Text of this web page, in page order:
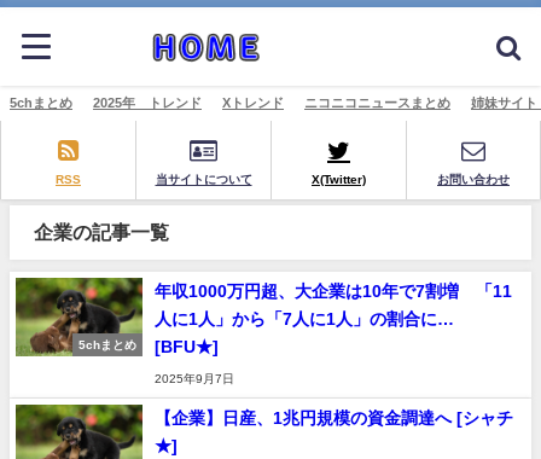
5chまとめ 2025年 トレンド Xトレンド ニコニコニュースまとめ 姉妹サイ
RSS 当サイトについて X(Twitter) お問い合わせ
企業の記事一覧
5chまとめ
年収1000万円超、大企業は10年で7割増 「11
人に1人」から「7人に1人」の割合に…
[BFU★]
2025年9月7日
【企業】日産、1兆円規模の資金調達へ [シャチ
★]